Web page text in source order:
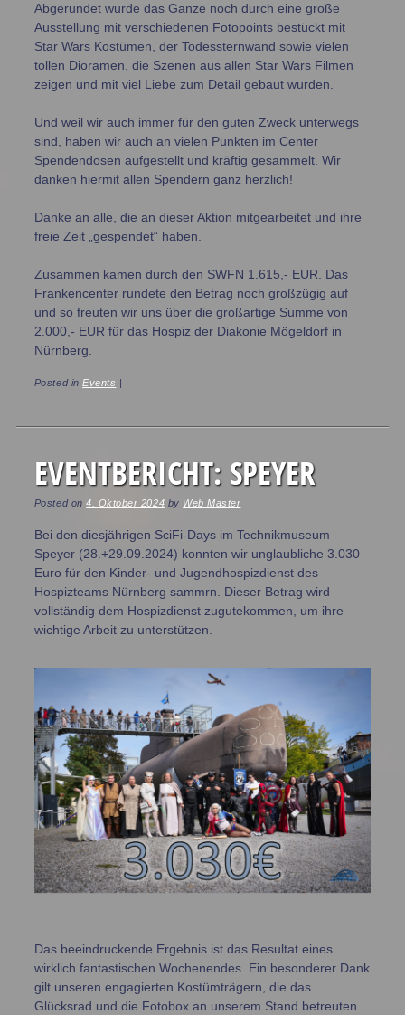
Abgerundet wurde das Ganze noch durch eine große
Ausstellung mit verschiedenen Fotopoints bestückt mit
Star Wars Kostümen, der Todessternwand sowie vielen
tollen Dioramen, die Szenen aus allen Star Wars Filmen
zeigen und mit viel Liebe zum Detail gebaut wurden.
Und weil wir auch immer für den guten Zweck unterwegs
sind, haben wir auch an vielen Punkten im Center
Spendendosen aufgestellt und kräftig gesammelt. Wir
danken hiermit allen Spendern ganz herzlich!
Danke an alle, die an dieser Aktion mitgearbeitet und ihre
freie Zeit „gespendet“ haben.
Zusammen kamen durch den SWFN 1.615,- EUR. Das
Frankencenter rundete den Betrag noch großzügig auf
und so freuten wir uns über die großartige Summe von
2.000,- EUR für das Hospiz der Diakonie Mögeldorf in
Nürnberg.
Posted inEvents |
EVENTBERICHT: SPEYER
Posted on4. Oktober 2024 by Web Master
Bei den diesjährigen SciFi-Days im Technikmuseum
Speyer (28.+29.09.2024) konnten wir unglaubliche 3.030
Euro für den Kinder- und Jugendhospizdienst des
Hospizteams Nürnberg sammrn. Dieser Betrag wird
vollständig dem Hospizdienst zugutekommen, um ihre
wichtige Arbeit zu unterstützen.
Das beeindruckende Ergebnis ist das Resultat eines
wirklich fantastischen Wochenendes. Ein besonderer Dank
gilt unseren engagierten Kostümträgern, die das
Glücksrad und die Fotobox an unserem Stand betreuten.